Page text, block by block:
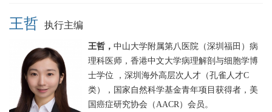
王哲 执行主编
王哲， 中山大学附属第八医院（深圳福田）病
理科医师，香港中文大学病理解剖与细胞学博
士学位 ，深圳海外高层次人才（孔雀人才C
类），国家自然科学基金青年项目获得者，美
国癌症研究协会（AACR）会员。